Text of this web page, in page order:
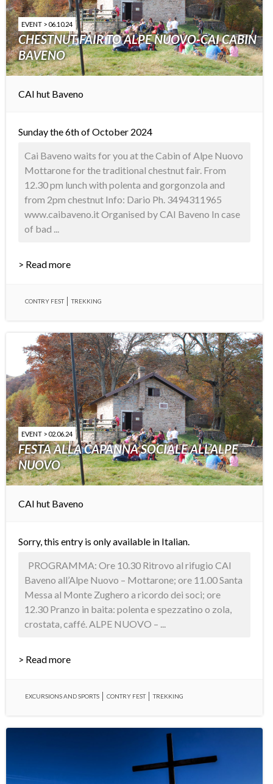
EVENT > 06.10.24
CHESTNUT FAIR TO ALPE NUOVO-CAI CABIN
BAVENO
CAI hut Baveno
Sunday the 6th of October 2024
Cai Baveno waits for you at the Cabin of Alpe Nuovo
Mottarone for the traditional chestnut fair. From
12.30 pm lunch with polenta and gorgonzola and
from 2pm chestnut Info: Dario Ph. 3494311965
www.caibaveno.it Organised by CAI Baveno In case
of bad ...
> Read more
CONTRY FEST TREKKING
EVENT > 02.06.24
FESTA ALLA CAPANNA SOCIALE ALL’ALPE
NUOVO
CAI hut Baveno
Sorry, this entry is only available in Italian.
PROGRAMMA: Ore 10.30 Ritrovo al rifugio CAI
Baveno all’Alpe Nuovo – Mottarone; ore 11.00 Santa
Messa al Monte Zughero a ricordo dei soci; ore
12.30 Pranzo in baita: polenta e spezzatino o zola,
crostata, caffé. ALPE NUOVO – ...
> Read more
EXCURSIONS AND SPORTS CONTRY FEST TREKKING